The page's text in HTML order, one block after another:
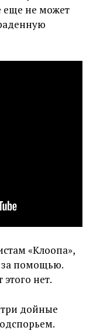
еще не может
«Клоопа»,
за помощью.
нет.
три дойные